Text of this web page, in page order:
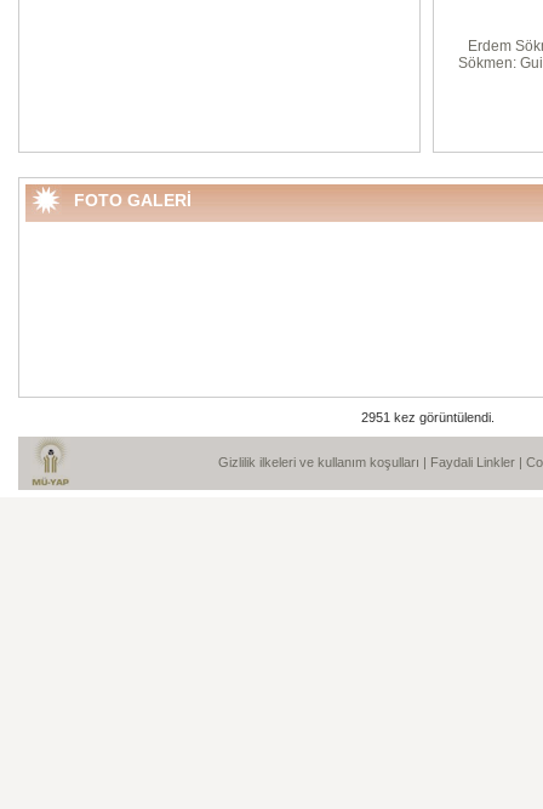
Erdem
Sökmen:
FOTO GALERİ
2951 kez görüntülendi.
Gizlilik ilkeleri ve kullanım koşulları | Faydali Linkler |